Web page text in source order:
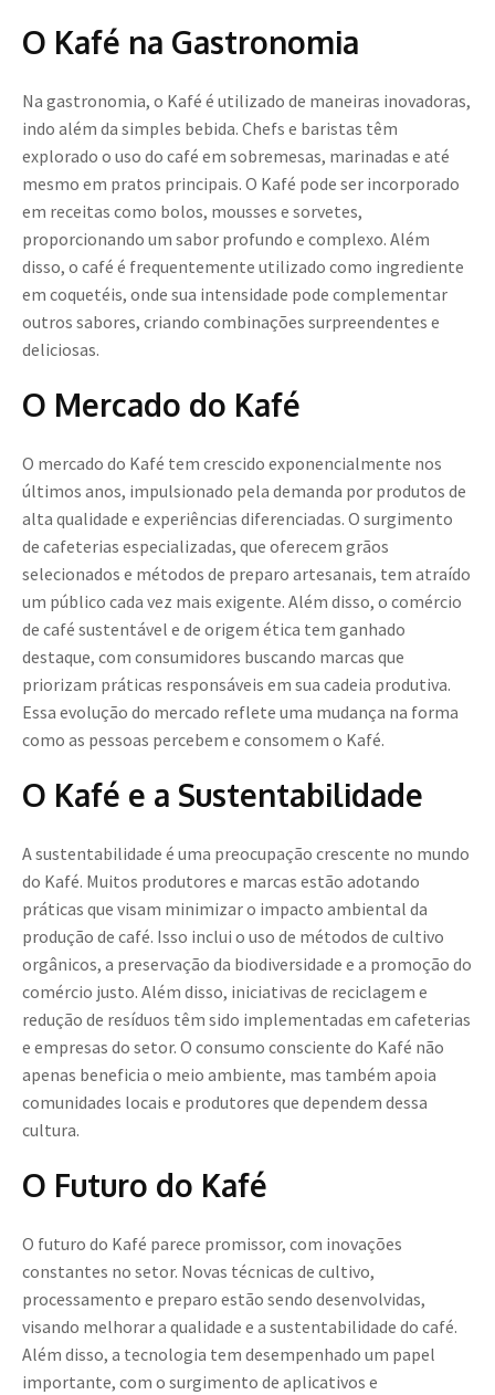
O Kafé na Gastronomia
Na gastronomia, o Kafé é utilizado de maneiras inovadoras,
indo além da simples bebida. Chefs e baristas têm
explorado o uso do café em sobremesas, marinadas e até
mesmo em pratos principais. O Kafé pode ser incorporado
em receitas como bolos, mousses e sorvetes,
proporcionando um sabor profundo e complexo. Além
disso, o café é frequentemente utilizado como ingrediente
em coquetéis, onde sua intensidade pode complementar
outros sabores, criando combinações surpreendentes e
deliciosas.
O Mercado do Kafé
O mercado do Kafé tem crescido exponencialmente nos
últimos anos, impulsionado pela demanda por produtos de
alta qualidade e experiências diferenciadas. O surgimento
de cafeterias especializadas, que oferecem grãos
selecionados e métodos de preparo artesanais, tem atraído
um público cada vez mais exigente. Além disso, o comércio
de café sustentável e de origem ética tem ganhado
destaque, com consumidores buscando marcas que
priorizam práticas responsáveis em sua cadeia produtiva.
Essa evolução do mercado reflete uma mudança na forma
como as pessoas percebem e consomem o Kafé.
O Kafé e a Sustentabilidade
A sustentabilidade é uma preocupação crescente no mundo
do Kafé. Muitos produtores e marcas estão adotando
práticas que visam minimizar o impacto ambiental da
produção de café. Isso inclui o uso de métodos de cultivo
orgânicos, a preservação da biodiversidade e a promoção do
comércio justo. Além disso, iniciativas de reciclagem e
redução de resíduos têm sido implementadas em cafeterias
e empresas do setor. O consumo consciente do Kafé não
apenas beneficia o meio ambiente, mas também apoia
comunidades locais e produtores que dependem dessa
cultura.
O Futuro do Kafé
O futuro do Kafé parece promissor, com inovações
constantes no setor. Novas técnicas de cultivo,
processamento e preparo estão sendo desenvolvidas,
visando melhorar a qualidade e a sustentabilidade do café.
Além disso, a tecnologia tem desempenhado um papel
importante, com o surgimento de aplicativos e